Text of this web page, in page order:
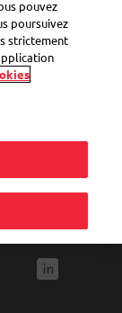
les filtres
pouvez
poursuivez
strictement